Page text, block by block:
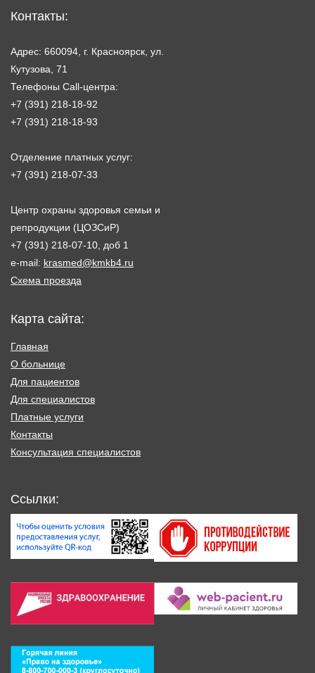
Контакты:
Адрес: 660094, г. Красноярск, ул.
Кутузова, 71
Телефоны Call-центра:
+7 (391) 218-18-92
+7 (391) 218-18-93
Отделение платных услуг:
+7 (391) 218-07-33
Центр охраны здоровья семьи и
репродукции (ЦОЗСиР)
+7 (391) 218-07-10, доб 1
e-mail: krasmed@kmkb4.ru
Схема проезда
Карта сайта:
Главная
О больнице
Для пациентов
Для специалистов
Платные услуги
Контакты
Консультация специалистов
Ссылки: